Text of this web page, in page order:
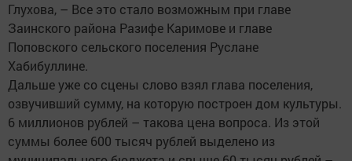
Глухова, – Все это стало возможным при главе
Заинского района Разифе Каримове и главе
Поповского сельского поселения Руслане
Хабибуллине.
Дальше уже со сцены слово взял глава поселения,
озвучивший сумму, на которую построен дом культуры.
6 миллионов рублей – такова цена вопроса. Из этой
суммы более 600 тысяч рублей выделено из